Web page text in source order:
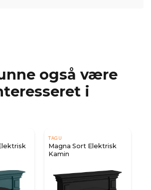
også være
i
TAGU
Magna Sort Elektrisk
Kamin